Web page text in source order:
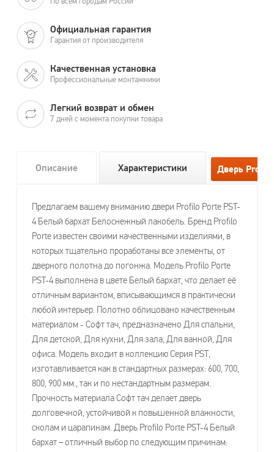
Официальная гарантия
Гарантия от производителя
Качественная установка
Профессиональные монтажники
Легкий возврат и обмен
7 дней с момента покупки товара
Описание Характеристики
Предлагаем вашему вниманию двери Profilo Porte PST-
4 Белый бархат Белоснежный лакобель. Бренд Profilo
Porte известен своими качественными изделиями, в
которых тщательно проработаны все элементы, от
дверного полотна до погонжа. Модель Profilo Porte
PST-4 выполнена в цвете Белый бархат, что делает её
отличным вариантом, вписывающимся в практически
любой интерьер. Полотно облицовано качественным
материалом - Софт тач, предназначено Для спальни,
Для детской, Для кухни, Для зала, Для ванной, Для
офиса. Модель входит в коллекцию Серия PST,
изготавливается как в стандартных размерах: 600, 700,
800, 900 мм., так и по нестандартным размерам.
Прочность материала Софт тач делает дверь
долговечной, устойчивой к повышенной влажности,
сколам и царапинам. Дверь Profilo Porte PST-4 Белый
бархат – отличный выбор по следующим причинам: